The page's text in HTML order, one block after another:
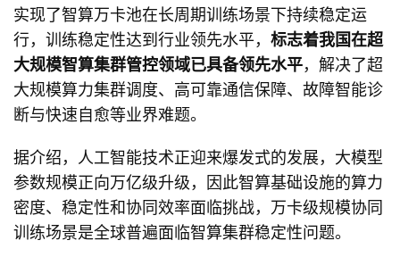
实现了智算万卡池在长周期训练场景下持续稳定运
行，训练稳定性达到行业领先水平， 标志着我国在超
大规模智算集群管控领域已具备领先水平，解决了超
大规模算力集群调度、高可靠通信保障、故障智能诊
断与快速自愈等业界难题。
据介绍，人工智能技术正迎来爆发式的发展，大模型
参数规模正向万亿级升级，因此智算基础设施的算力
密度、稳定性和协同效率面临挑战，万卡级规模协同
训练场景是全球普遍面临智算集群稳定性问题。